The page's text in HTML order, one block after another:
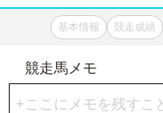
基本情報 競走成績
競走馬メモ
+ここにメモを残すこ